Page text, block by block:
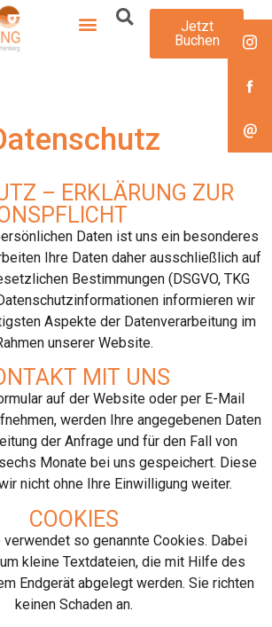
Jetzt
Buchen
– ERKLÄRUNG ZUR
Daten ist uns ein besonderes
Ihre Daten daher ausschließlich auf
Bestimmungen (DSGVO, TKG
informieren wir
Aspekte der Datenverarbeitung im
unserer Website.
MIT UNS
auf der Website oder per E-Mail
werden Ihre angegebenen Daten
der Anfrage und für den Fall von
Monate bei uns gespeichert. Diese
nicht ohne Ihre Einwilligung weiter.
COOKIES
so genannte Cookies. Dabei
kleine Textdateien, die mit Hilfe des
Endgerät abgelegt werden. Sie richten
keinen Schaden an.